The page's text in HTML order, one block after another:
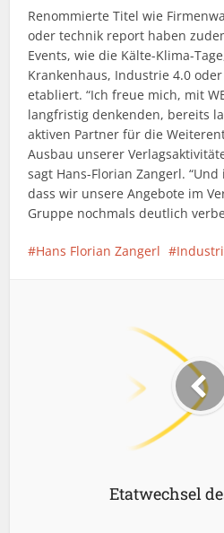
Renommierte Titel wie
oder technik report haben
Events, wie die Kälte-Klima-
Krankenhaus, Industrie 4.0
etabliert. “Ich freue mich, mit
langfristig denkenden, bereits
aktiven Partner für die
Ausbau unserer
sagt Hans-Florian Zangerl.
dass wir unsere Angebote im
Gruppe nochmals deutlich
Hans Florian Zangerl
Etatwechsel